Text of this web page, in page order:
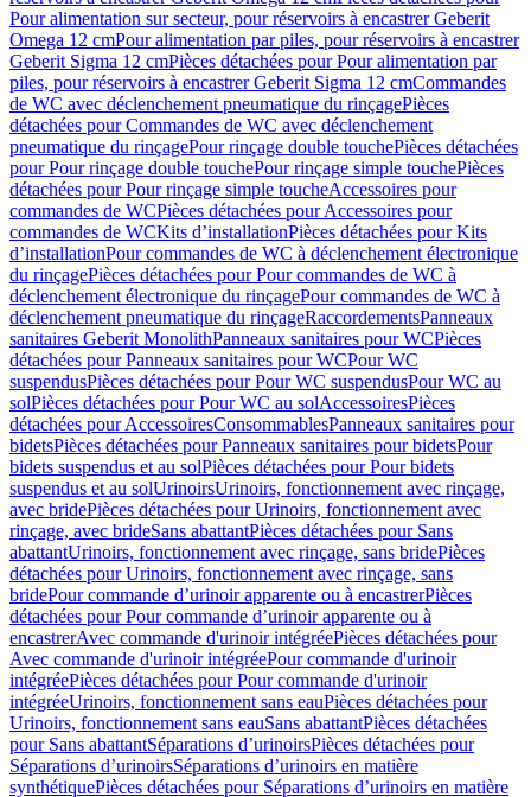
Pour alimentation sur secteur, pour réservoirs à encastrer Geberit
Omega 12 cmPour alimentation par piles, pour réservoirs à encastrer
Geberit Sigma 12 cmPièces détachées pour Pour alimentation par
piles, pour réservoirs à encastrer Geberit Sigma 12 cmCommandes
de WC avec déclenchement pneumatique du rinçagePièces
détachées pour Commandes de WC avec déclenchement
pneumatique du rinçagePour rinçage double touchePièces détachées
pour Pour rinçage double touchePour rinçage simple touchePièces
détachées pour Pour rinçage simple toucheAccessoires pour
commandes de WCPièces détachées pour Accessoires pour
commandes de WCKits d’installationPièces détachées pour Kits
d’installationPour commandes de WC à déclenchement électronique
du rinçagePièces détachées pour Pour commandes de WC à
déclenchement électronique du rinçagePour commandes de WC à
déclenchement pneumatique du rinçageRaccordementsPanneaux
sanitaires Geberit MonolithPanneaux sanitaires pour WCPièces
détachées pour Panneaux sanitaires pour WCPour WC
suspendusPièces détachées pour Pour WC suspendusPour WC au
solPièces détachées pour Pour WC au solAccessoiresPièces
détachées pour AccessoiresConsommablesPanneaux sanitaires pour
bidetsPièces détachées pour Panneaux sanitaires pour bidetsPour
bidets suspendus et au solPièces détachées pour Pour bidets
suspendus et au solUrinoirsUrinoirs, fonctionnement avec rinçage,
avec bridePièces détachées pour Urinoirs, fonctionnement avec
rinçage, avec brideSans abattantPièces détachées pour Sans
abattantUrinoirs, fonctionnement avec rinçage, sans bridePièces
détachées pour Urinoirs, fonctionnement avec rinçage, sans
bridePour commande d’urinoir apparente ou à encastrerPièces
détachées pour Pour commande d’urinoir apparente ou à
encastrerAvec commande d'urinoir intégréePièces détachées pour
Avec commande d'urinoir intégréePour commande d'urinoir
intégréePièces détachées pour Pour commande d'urinoir
intégréeUrinoirs, fonctionnement sans eauPièces détachées pour
Urinoirs, fonctionnement sans eauSans abattantPièces détachées
pour Sans abattantSéparations d’urinoirsPièces détachées pour
Séparations d’urinoirsSéparations d’urinoirs en matière
synthétiquePièces détachées pour Séparations d’urinoirs en matière